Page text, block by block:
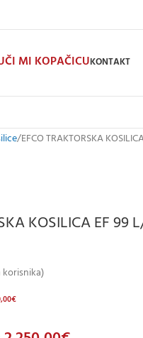
MI KOPAČICUKONTAKT
EFCO TRAKTORSKA
KOSILICA EF 99
korisnika)
€